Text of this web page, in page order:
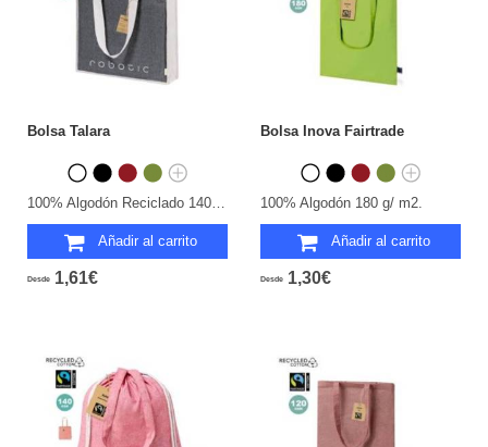
Bolsa Talara
Añadir al carrito
Desde 1,61€
Bolsa Inova Fairtrade
100% Algodón 180 g/ m2.
Añadir al carrito
Desde 1,30€